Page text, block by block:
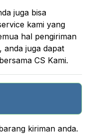
juga bisa
kami yang
hal pengiriman
juga dapat
CS Kami.
kiriman anda.